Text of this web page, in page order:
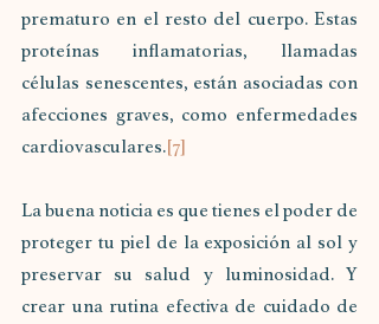
prematuro en el resto del cuerpo. Estas
proteínas inflamatorias, llamadas
células senescentes, están asociadas con
afecciones graves, como enfermedades
cardiovasculares.[7]
La buena noticia es que tienes el poder de
proteger tu piel de la exposición al sol y
preservar su salud y luminosidad. Y
crear una rutina efectiva de cuidado de